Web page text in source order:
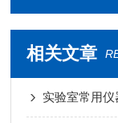
相关文章
实验室常用仪